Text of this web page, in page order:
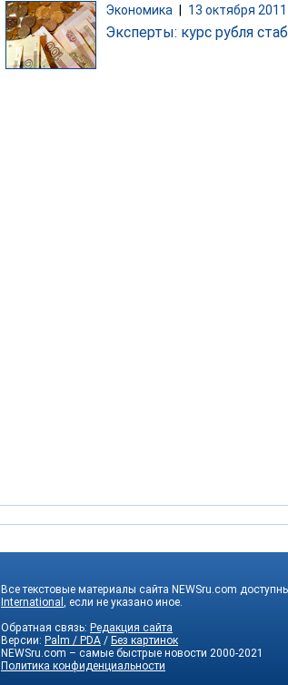
Экономика 13 октября 2011
Эксперты: курс рубля
Все текстовые материалы сайта NEWSru.com
International , если не указано иное.
Обратная связь: Редакция сайта
Версии: Palm / PDA / Без картинок
NEWSru.com – самые быстрые новости 2000-2021
Политика конфиденциальности